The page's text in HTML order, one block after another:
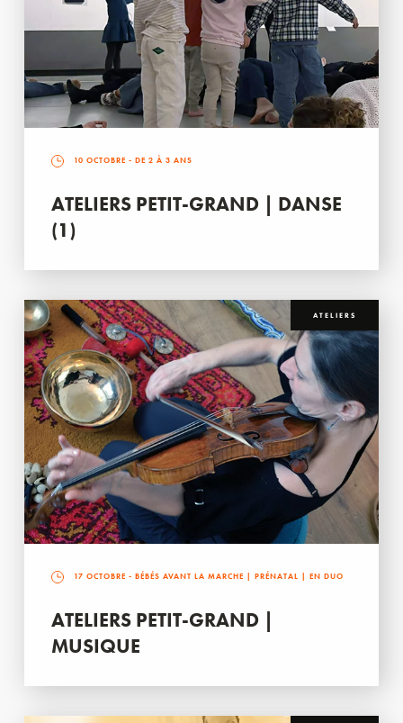
10 OCTOBRE - DE 2 À 3 ANS
ATELIERS PETIT-GRAND | DANSE
(1)
ATELIERS
17 OCTOBRE - BÉBÉS AVANT LA MARCHE | PRÉNATAL | EN DUO
ATELIERS PETIT-GRAND |
MUSIQUE